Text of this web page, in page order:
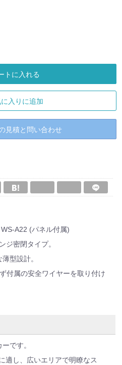
トに入れる
入りに追加
見積と問い合わせ
A22 (パネル付属)
ジ密閉タイプ。
型設計。
付属の安全ワイヤーを取り付け
です。
適し、広いエリアで明瞭なス